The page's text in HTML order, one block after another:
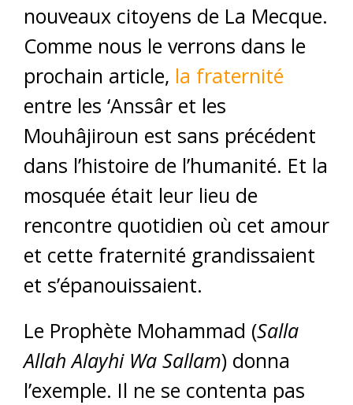
nouveaux citoyens de La Mecque.
Comme nous le verrons dans le
prochain article, la fraternité
entre les ‘Anssâr et les
Mouhâjiroun est sans précédent
dans l’histoire de l’humanité. Et la
mosquée était leur lieu de
rencontre quotidien où cet amour
et cette fraternité grandissaient
et s’épanouissaient.
Le Prophète Mohammad (Salla
Allah Alayhi Wa Sallam) donna
l’exemple. Il ne se contenta pas